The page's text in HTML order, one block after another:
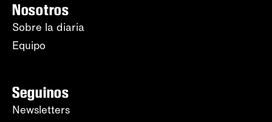
Nosotros
Sobre la diaria
Equipo
Seguinos
Newsletters